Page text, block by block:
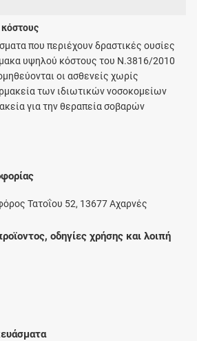
που περιέχουν δραστικές ουσίες
υψηλού κόστους του Ν.3816/2010
οι ασθενείς χωρίς
των ιδιωτικών νοσοκομείων
για την θεραπεία σοβαρών
Τατοΐου 52, 13677 Αχαρνές
οδηγίες χρήσης και λοιπή